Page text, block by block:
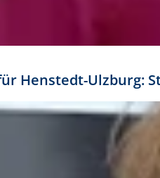
Henstedt-Ulzburg: